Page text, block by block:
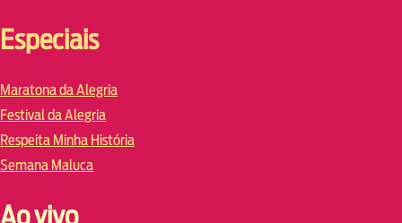
Especiais
Maratona da Alegria
Festival da Alegria
Respeita Minha História
Semana Maluca
Ao vivo